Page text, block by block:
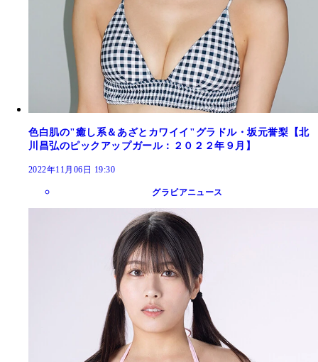
色白肌の"癒し系＆あざとカワイイ"グラドル・坂元誉梨【北
川昌弘のピックアップガール：２０２２年９月】
2022年11月06日 19:30
グラビアニュース